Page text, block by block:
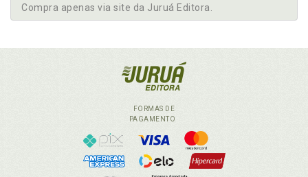
Compra apenas via site da Juruá Editora.
FORMAS DE
PAGAMENTO